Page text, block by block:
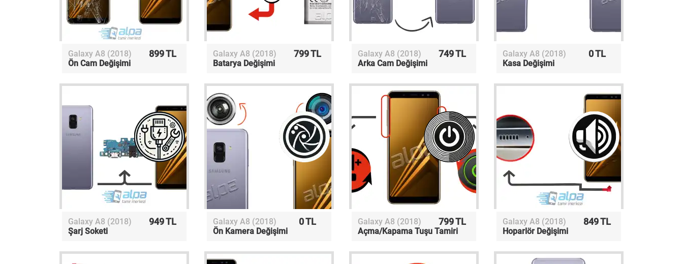
Galaxy A8 (2018) 899 TL
Ön Cam Değişimi
Galaxy A8 (2018) 799 TL
Batarya Değişimi
Galaxy A8 (2018) 749 TL
Arka Cam Değişimi
Galaxy A8 (2018) 0 TL
Kasa Değişimi
Galaxy A8 (2018) 949 TL
Şarj Soketi
Galaxy A8 (2018) 0 TL
Ön Kamera Değişimi
Galaxy A8 (2018) 799 TL
Açma/Kapama Tuşu Tamiri
Galaxy A8 (2018) 849 TL
Hoparlör Değişimi